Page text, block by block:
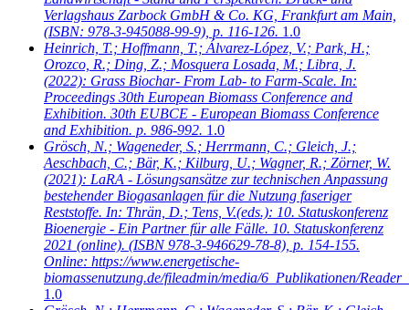
Verlagshaus Zarbock GmbH & Co. KG, Frankfurt am Main,
(ISBN: 978-3-945088-99-9), p. 116-126. 1.0
Heinrich, T.; Hoffmann, T.; Álvarez-López, V.; Park, H.;
Orozco, R.; Ding, Z.; Mosquera Losada, M.; Libra, J.
(2022): Grass Biochar- From Lab- to Farm-Scale. In:
Proceedings 30th European Biomass Conference and
Exhibition. 30th EUBCE - European Biomass Conference
and Exhibition. p. 986-992. 1.0
Grösch, N.; Wageneder, S.; Herrmann, C.; Gleich, J.;
Aeschbach, C.; Bär, K.; Kilburg, U.; Wagner, R.; Zörner, W.
(2021): LaRA - Lösungsansätze zur technischen Anpassung
bestehender Biogasanlagen für die Nutzung faseriger
Reststoffe. In: Thrän, D.; Tens, V.(eds.): 10. Statuskonferenz
Bioenergie - Ein Partner für alle Fälle. 10. Statuskonferenz
2021 (online). (ISBN 978-3-946629-78-8), p. 154-155.
Online: https://www.energetische-
biomassenutzung.de/fileadmin/media/6_Publikationen/
1.0